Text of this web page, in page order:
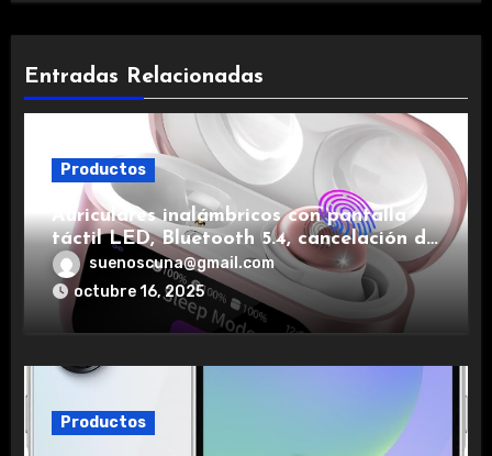
Entradas Relacionadas
Productos
Auriculares inalámbricos con pantalla
táctil LED, Bluetooth 5.4, cancelación de
ruido, impermeables y de larga duración.
suenoscuna@gmail.com
octubre 16, 2025
Productos